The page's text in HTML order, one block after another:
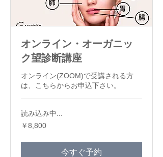
オンライン・オーガニッ
ク望診断講座
オンライン(ZOOM)で受講される方
は、こちらからお申込下さい。
読み込み中...
8,800
円
￥8,800
今すぐ予約